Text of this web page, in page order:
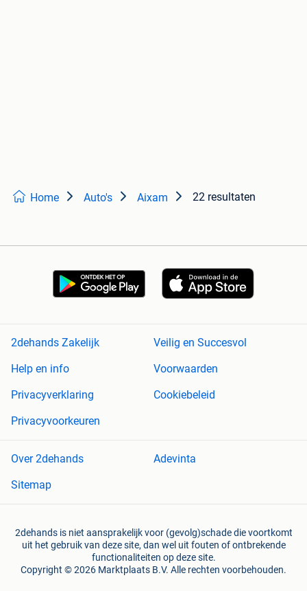
Home Auto's Aixam 22 resultaten
2dehands Zakelijk
Veilig en Succesvol
Help en info
Voorwaarden
Privacyverklaring
Cookiebeleid
Privacyvoorkeuren
Over 2dehands
Adevinta
Sitemap
2dehands is niet aansprakelijk voor (gevolg)schade die voortkomt
uit het gebruik van deze site, dan wel uit fouten of ontbrekende
functionaliteiten op deze site.
Copyright © 2026 Marktplaats B.V. Alle rechten voorbehouden.